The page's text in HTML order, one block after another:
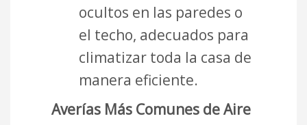
ocultos en las paredes o
el techo, adecuados para
climatizar toda la casa de
manera eficiente.
Averías Más Comunes de Aire